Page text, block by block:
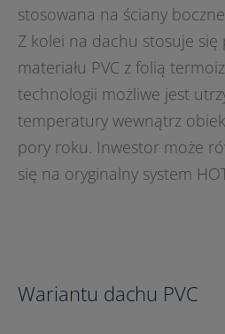
stosowana na ściany
Z kolei na dachu stosuje się
materiału PVC z folią
technologii możliwe jest
temperatury wewnątrz
pory roku. Inwestor może
się na oryginalny system
Wariantu dachu PVC